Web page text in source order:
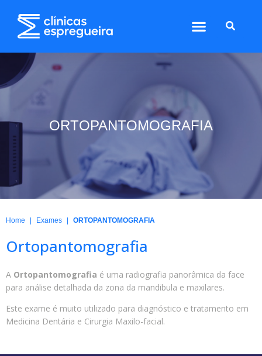
ORTOPANTOMOGRAFIA
Home | Exames | ORTOPANTOMOGRAFIA
Ortopantomografia
A Ortopantomografia é uma radiografia panorâmica da face
para análise detalhada da zona da mandibula e maxilares.
Este exame é muito utilizado para diagnóstico e tratamento em
Medicina Dentária e Cirurgia Maxilo-facial.